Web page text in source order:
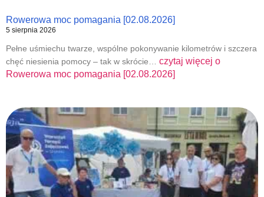
Rowerowa moc pomagania [02.08.2026]
5 sierpnia 2026
Pełne uśmiechu twarze, wspólne pokonywanie kilometrów i szczera
chęć niesienia pomocy – tak w skrócie… czytaj więcej o
Rowerowa moc pomagania [02.08.2026]